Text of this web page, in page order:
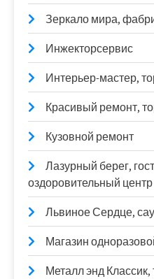
Зеркало мира,
Инжекторсервис
Интерьер-мастер,
Красивый ремонт,
Кузовной ремонт
Лазурный берег,
оздоровительный центр
Львиное Сердце,
Магазин
Металл энд Классик,